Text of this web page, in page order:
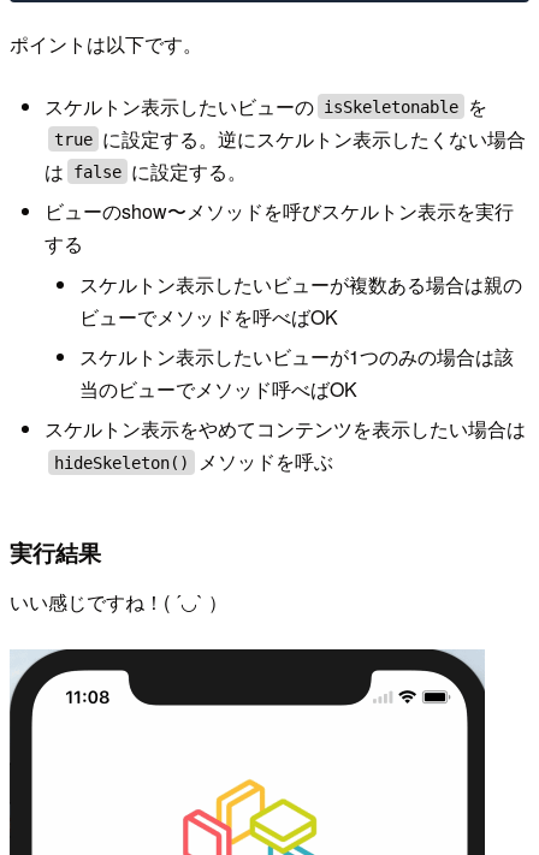
ポイントは以下です。
スケルトン表示したいビューの isSkeletonable を
true に設定する。逆にスケルトン表示したくない場合
は
false に設定する。
ビューのshow〜メソッドを呼びスケルトン表示を実行
する
スケルトン表示したいビューが複数ある場合は親の
ビューでメソッドを呼べばOK
スケルトン表示したいビューが1つのみの場合は該
当のビューでメソッド呼べばOK
スケルトン表示をやめてコンテンツを表示したい場合は
hideSkeleton() メソッドを呼ぶ
実行結果
いい感じですね！( ´◡` ）